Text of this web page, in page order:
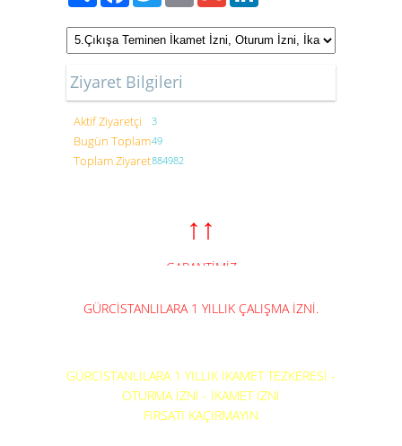
Ziyaret Bilgileri
Aktif Ziyaretçi 3
Bugün Toplam49
Toplam Ziyaret884982
↑↑
GARANTİMİZ
GÜRCİSTANLILARA 1 YILLIK ÇALIŞMA İZNİ.
GÜRCİSTANLILARA 1 YILLIK İKAMET TEZKERESİ -
OTURMA İZNİ - İKAMET İZNİ
FIRSATI KAÇIRMAYIN